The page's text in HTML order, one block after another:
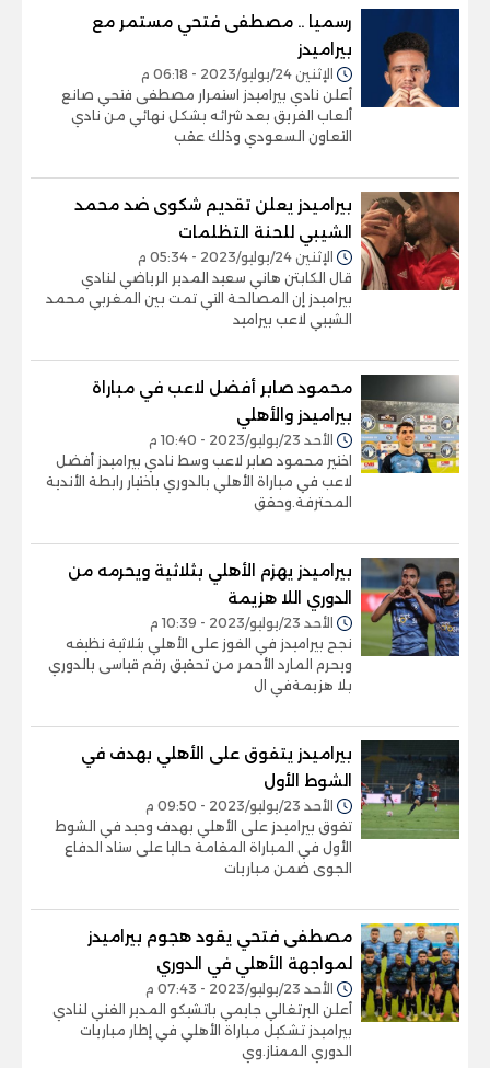
رسميا .. مصطفى فتحي مستمر مع
بيراميدز
الإثنين 24/يوليو/2023 - 06:18 م
أعلن نادي بيراميدز استمرار مصطفى فتحي صانع
ألعاب الفريق بعد شرائه بشكل نهائي من نادي
التعاون السعودي وذلك عقب
بيراميدز يعلن تقديم شكوى ضد محمد
الشيبي للحنة التظلمات
الإثنين 24/يوليو/2023 - 05:34 م
قال الكابتن هاني سعيد المدير الرياضي لنادي
بيراميدز إن المصالحة التي تمت بين المغربي محمد
الشيبي لاعب بيراميد
محمود صابر أفضل لاعب في مباراة
بيراميدز والأهلي
الأحد 23/يوليو/2023 - 10:40 م
اختير محمود صابر لاعب وسط نادي بيراميدز أفضل
لاعب في مباراة الأهلي بالدوري باختيار رابطة الأندية
المحترفة.وحقق
بيراميدز يهزم الأهلي بثلاثية ويحرمه من
الدوري اللا هزيمة
الأحد 23/يوليو/2023 - 10:39 م
نجح بيراميدز في الفوز على الأهلي بثلاثية نظيفه
ويحرم المارد الأحمر من تحقيق رقم قياسى بالدوري
بلا هزيمةفي ال
بيراميدز يتفوق على الأهلي بهدف في
الشوط الأول
الأحد 23/يوليو/2023 - 09:50 م
تفوق بيراميدز على الأهلي بهدف وحيد في الشوط
الأول في المباراة المقامة حاليا على ستاد الدفاع
الجوى ضمن مباريات
مصطفى فتحي يقود هجوم بيراميدز
لمواجهة الأهلي في الدوري
الأحد 23/يوليو/2023 - 07:43 م
أعلن البرتغالي جايمي باتشيكو المدير الفني لنادي
بيراميدز تشكيل مباراة الأهلي في إطار مباريات
الدوري الممتاز.وي